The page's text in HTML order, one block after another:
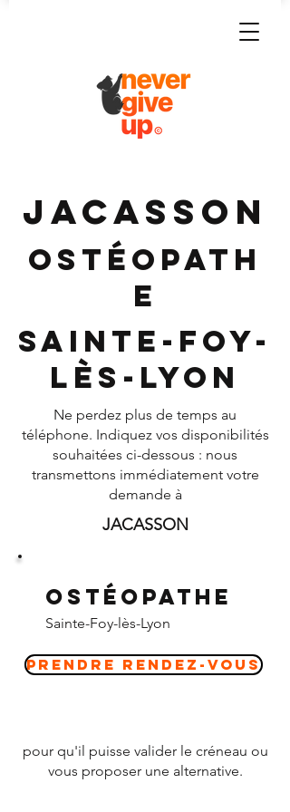
JACASSON
Ostéopath
e
Sainte-Foy-
lès-Lyon
Ne perdez plus de temps au
téléphone. Indiquez vos disponibilités
souhaitées ci-dessous : nous
transmettons immédiatement votre
demande à
JACASSON
Ostéopathe
Sainte-Foy-lès-Lyon
Prendre Rendez-vous
pour qu'il puisse valider le créneau ou
vous proposer une alternative.